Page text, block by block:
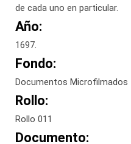
de cada uno en particular.
Año:
1697.
Fondo:
Documentos Microfilmados
Rollo:
Rollo 011
Documento: